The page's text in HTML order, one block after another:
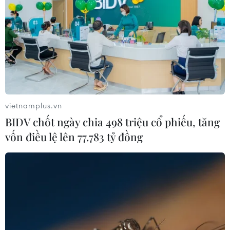
Theo dõi VietnamPlus
TIN LIÊN QUAN
vietnamplus.vn
BIDV chốt ngày chia 498 triệu cổ phiếu, tăng
vốn điều lệ lên 77.783 tỷ đồng